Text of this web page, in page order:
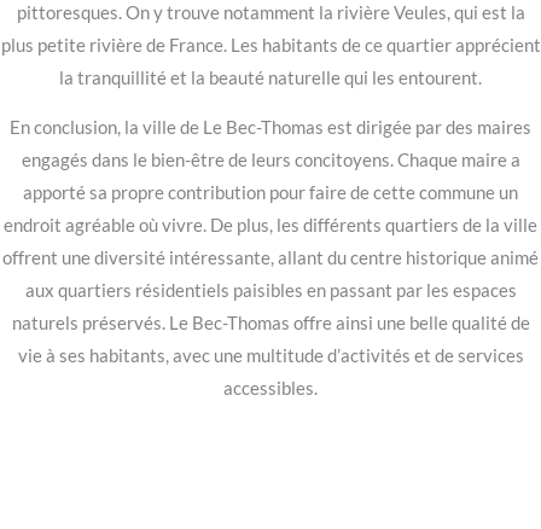
pittoresques. On y trouve notamment la rivière Veules, qui est la
plus petite rivière de France. Les habitants de ce quartier apprécient
la tranquillité et la beauté naturelle qui les entourent.
En conclusion, la ville de Le Bec-Thomas est dirigée par des maires
engagés dans le bien-être de leurs concitoyens. Chaque maire a
apporté sa propre contribution pour faire de cette commune un
endroit agréable où vivre. De plus, les différents quartiers de la ville
offrent une diversité intéressante, allant du centre historique animé
aux quartiers résidentiels paisibles en passant par les espaces
naturels préservés. Le Bec-Thomas offre ainsi une belle qualité de
vie à ses habitants, avec une multitude d’activités et de services
accessibles.